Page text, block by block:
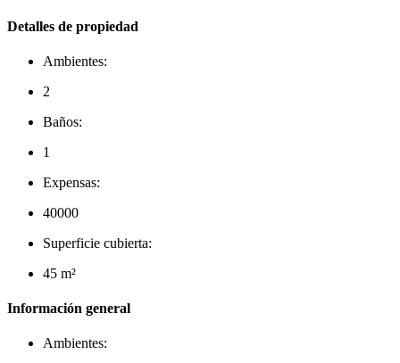
Detalles de propiedad
Ambientes:
2
Baños:
1
Expensas:
40000
Superficie cubierta:
45 m²
Información general
Ambientes: